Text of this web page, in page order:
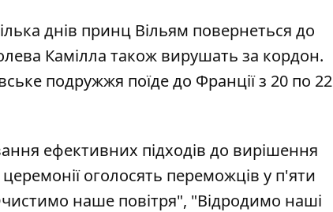
днів принц Вільям повернеться до
Камілла також вирушать за кордон.
подружжя поїде до Франції з 20 по 22
ефективних підходів до вирішення
оголосять переможців у п'яти
наше повітря", "Відродимо наші